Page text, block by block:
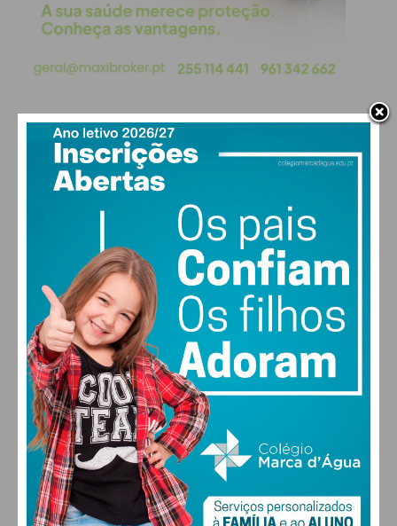
condições
PAÇOS DE FERREIRA
19°
64% humidade
vento: 1m/s SO
MAX 19 • MIN 19
30°
SEX
28
SÁB
28
DOM
29 °
SEG
ALTERAR